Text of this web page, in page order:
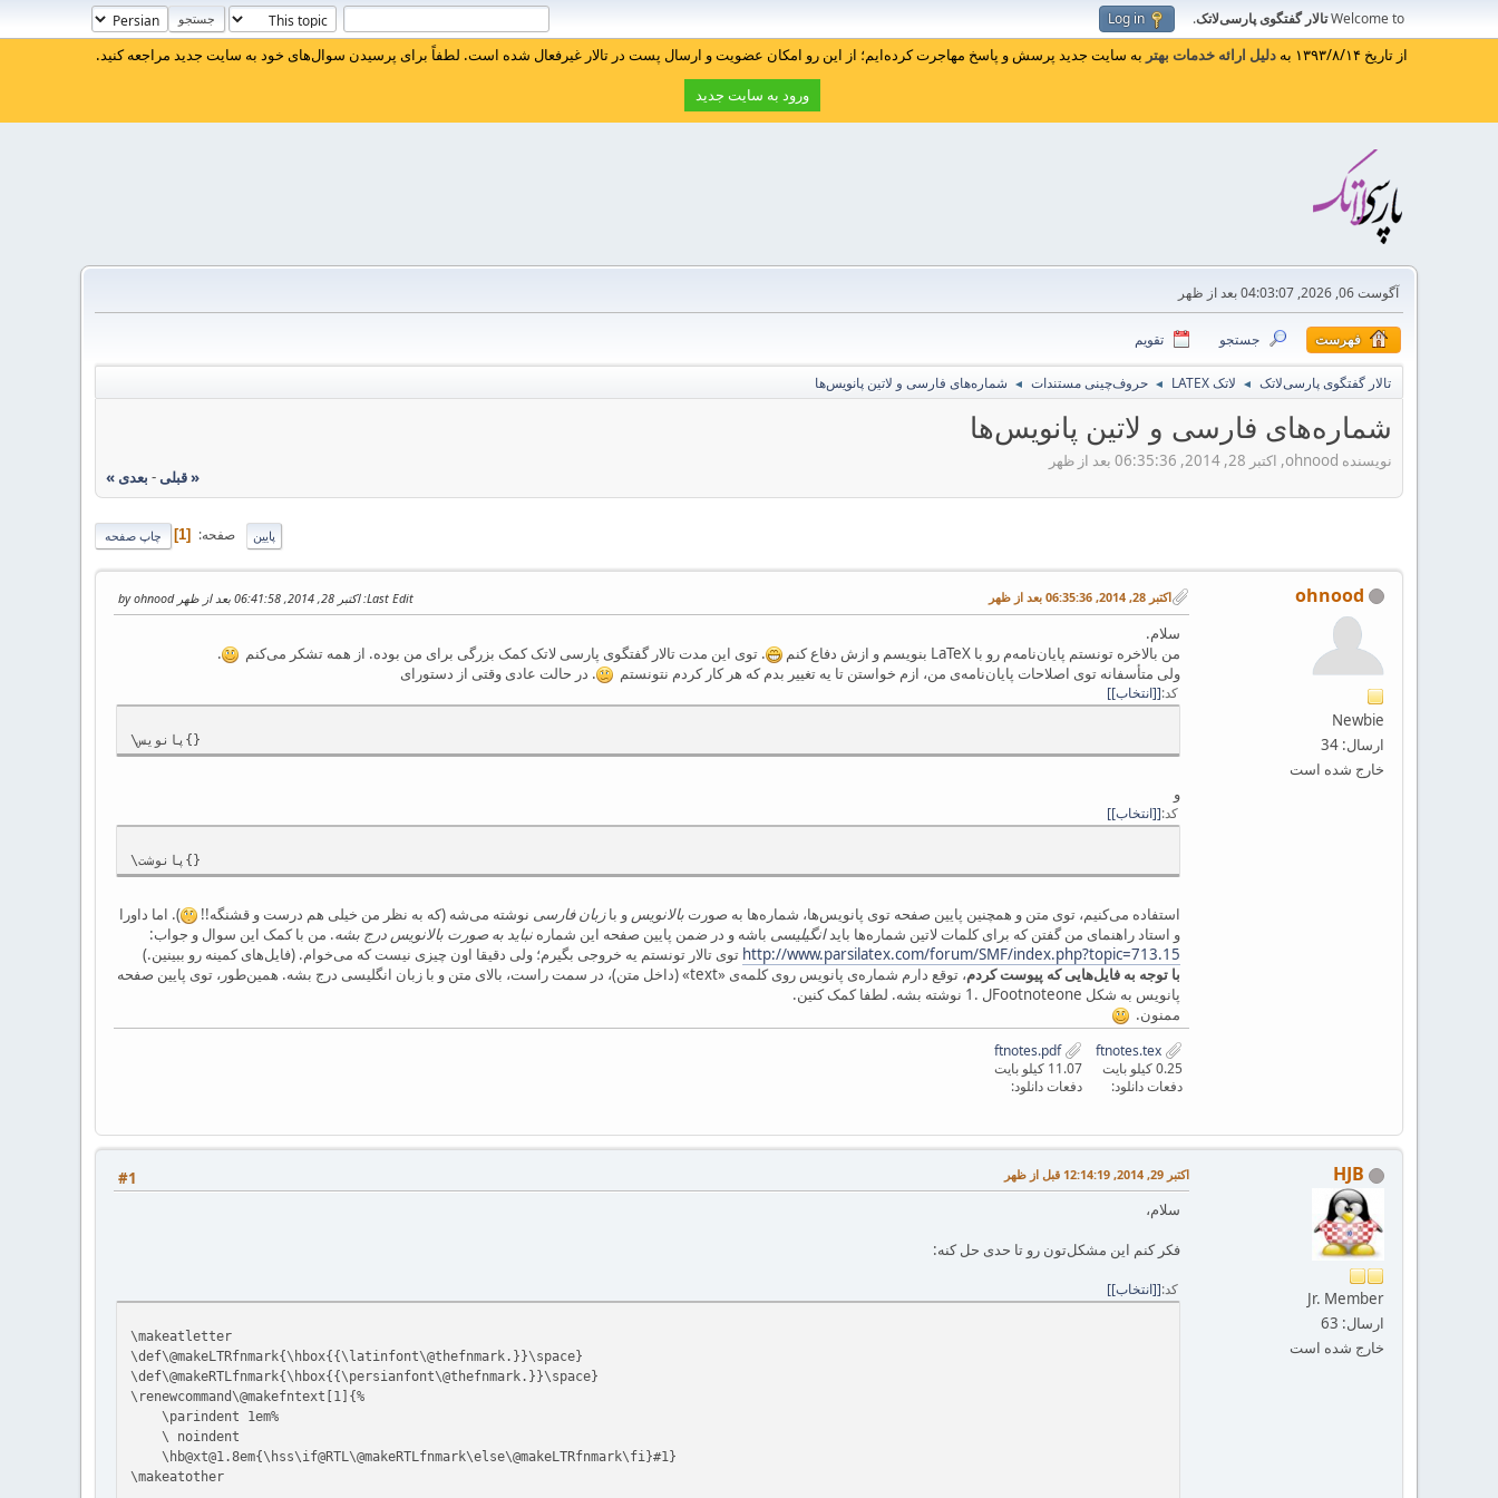
Welcome toتالار گفتگوی پارسی‌لاتک.
Log in
از تاریخ ۱۳۹۳/۸/۱۴ به دلیل ارائه خدمات بهتر به سایت جدید پرسش و پاسخ مهاجرت کرده‌ایم؛ از این رو امکان عضویت و ارسال پست در تالار غیرفعال شده است. لطفاً برای پرسیدن سوال‌های خود به سایت جدید مراجعه کنید.
ورود به سایت جدید
آگوست 06, 2026, 04:03:07 بعد از ظهر
فهرست جستجو تقویم
تالار گفتگوی پارسی‌لاتک ◄ لاتک LATEX ◄ حروف‌چینی مستندات ◄ شماره‌های فارسی و لاتین پانویس‌ها
شماره‌های فارسی و لاتین پانویس‌ها
نویسنده ohnood, اکتبر 28, 2014, 06:35:36 بعد از ظهر
« قبلی- بعدی »
چاپ صفحه پایین صفحه 1
ohnood
Newbie
ارسال: 34
خارج شده است
اکتبر 28, 2014, 06:35:36 بعد از ظهر Last Edit: اکتبر 28, 2014, 06:41:58 بعد از ظهر by ohnood
سلام.
من بالاخره تونستم پایان‌نامه‌م رو با LaTeX بنویسم و ازش دفاع کنم
. توی این مدت تالار گفتگوی پارسی لاتک کمک بزرگی برای من بوده. از همه تشکر می‌کنم
.
ولی متأسفانه توی اصلاحات پایان‌نامه‌ی من، ازم خواستن تا یه تغییر بدم که هر کار کردم نتونستم
. در حالت عادی وقتی از دستورای
کد [انتخاب]
\پانویس{}
و
کد [انتخاب]
\پانوشت{}
استفاده می‌کنیم، توی متن و همچنین پایین صفحه توی پانویس‌ها، شماره‌ها به صورتبالانویس و بازبان فارسی نوشته می‌شه (که به نظر من خیلی هم درست و قشنگه!!
). اما داورا
و استاد راهنمای من گفتن که برای کلمات لاتین شماره‌ها بایدانگیلیسی باشه و در ضمن پایین صفحه این شماره نباید به صورت بالانویس درج بشه. من با کمک این سوال و جواب:
http://www.parsilatex.com/forum/SMF/index.php?topic=713.15 توی تالار تونستم یه خروجی بگیرم؛ ولی دقیقا اون چیزی نیست که می‌خوام. (فایل‌های کمینه رو ببینین.)
با توجه به فایل‌هایی که پیوست کردم
، توقع دارم شماره‌ی پانویس روی کلمه‌ی «text» (داخل متن)، در سمت راست، بالای متن و با زبان انگلیسی درج بشه. همین‌طور، توی پایین صفحه
پانویس به شکل Footnoteoneل .1 نوشته بشه. لطفا کمک کنین.
ممنون.
0.25 کیلو بایت
دفعات دانلود:
ftnotes.pdf
11.07 کیلو بایت
دفعات دانلود:
HJB
Jr. Member
ارسال: 63
خارج شده است
#1 اکتبر 29, 2014, 12:14:19 قبل از ظهر
سلام،
فکر کنم این مشکل‌تون رو تا حدی حل کنه:
کد [انتخاب]
\makeatletter
\def\@makeLTRfnmark{\hbox{{\latinfont\@thefnmark.}}\space}
\def\@makeRTLfnmark{\hbox{{\persianfont\@thefnmark.}}\space}
\renewcommand\@makefntext[1]{%
\parindent 1em%
\ noindent
\hb@xt@1.8em{\hss\if@RTL\@makeRTLfnmark\else\@makeLTRfnmark\fi}#1}
\makeatother